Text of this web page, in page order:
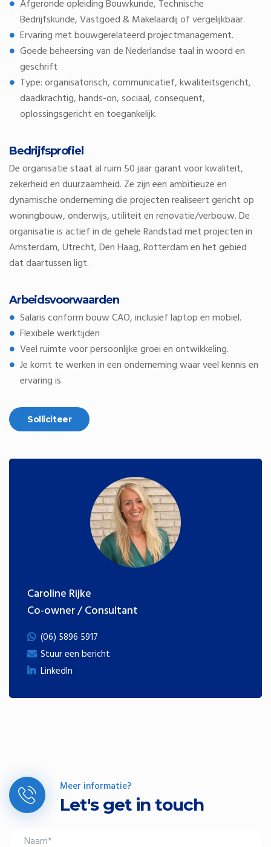
Afgeronde opleiding Bouwkunde, Technische
Bedrijfskunde, Vastgoed & Makelaardij of vergelijkbaar.
Ervaring met bouwgerelateerd projectmanagement.
Goede beheersing van de Nederlandse taal in woord en
geschrift
Type: organisatorisch, communicatief, kwaliteitsgericht,
daadkrachtig, hands-on, sociaal, consequent,
oplossingsgericht en toegankelijk.
Bedrijfsprofiel
De organisatie staat al ruim 50 jaar garant voor kwaliteit,
zekerheid en duurzaamheid. Ze zijn een ambitieuze en
dynamische onderneming die projecten realiseert gericht op
woningbouw, onderwijs, utiliteit en renovatie/verbouw. De
organisatie is actief in de gehele Randstad met projecten in
Amsterdam, Utrecht, Den Haag, Rotterdam en het gebied
dat daartussen ligt.
Arbeidsvoorwaarden
Salaris conform bouw CAO, inclusief laptop en mobiel.
Flexibele werktijden
Veel ruimte voor persoonlijke groei en ontwikkeling.
Je komt te werken in een onderneming waar veel kennis en
ervaring is.
Caroline Rijke
Co-owner / Consultant
(06) 5896 5917
Stuur een bericht
LinkedIn
Meer informatie?
Let's get in touch